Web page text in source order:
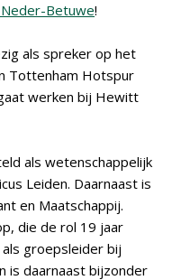
Betuwe!
als spreker op het
Tottenham Hotspur
werken bij Hewitt
als wetenschappelijk
Leiden. Daarnaast is
en Maatschappij.
die de rol 19 jaar
groepsleider bij
is daarnaast bijzonder